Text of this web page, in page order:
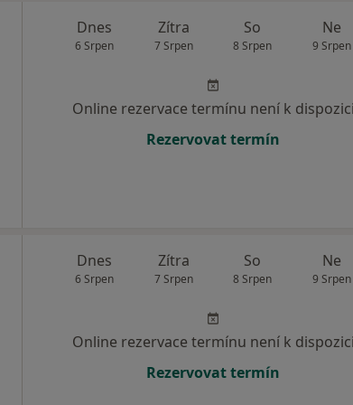
Dnes
6 Srpen
Zítra
7 Srpen
So
8 Srpen
Ne
9 Srpen
Online rezervace termínu není k dispozici
Rezervovat termín
Dnes
6 Srpen
Zítra
7 Srpen
So
8 Srpen
Ne
9 Srpen
Online rezervace termínu není k dispozici
Rezervovat termín